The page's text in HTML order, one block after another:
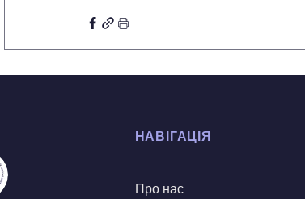
НАВІГАЦІЯ
Про нас